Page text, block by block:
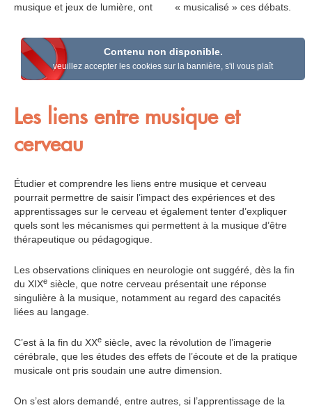
musique et jeux de lumière, ont « musicalisé » ces débats.
Contenu non disponible.
veuillez accepter les cookies sur la bannière, s'il vous plaît
Les liens entre musique et
cerveau
Étudier et comprendre les liens entre musique et cerveau
pourrait permettre de saisir l’impact des expériences et des
apprentissages sur le cerveau et également tenter d’expliquer
quels sont les mécanismes qui permettent à la musique d’être
thérapeutique ou pédagogique.
Les observations cliniques en neurologie ont suggéré, dès la fin
du XIXe siècle, que notre cerveau présentait une réponse
singulière à la musique, notamment au regard des capacités
liées au langage.
C’est à la fin du XXe siècle, avec la révolution de l’imagerie
cérébrale, que les études des effets de l’écoute et de la pratique
musicale ont pris soudain une autre dimension.
On s’est alors demandé, entre autres, si l’apprentissage de la